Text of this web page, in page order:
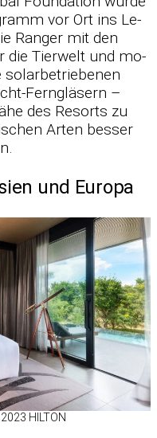
vor Ort ins Le­
Ran­ger mit den
die Tier­welt und mo­
so­lar­be­trie­be­nen
Fern­glä­sern –
des Re­sorts zu
Ar­ten bes­ser
und Europa
HIL­TON